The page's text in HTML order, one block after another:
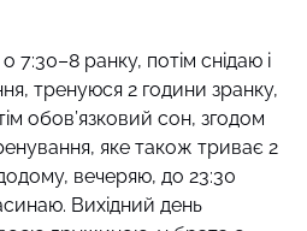
7:30–8 ранку, потім снідаю і
тренуюся 2 години зранку,
обов’язковий сон, згодом
яке також триває 2
вечеряю, до 23:30
Вихідний день